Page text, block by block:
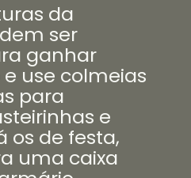
da
ser
ganhar
use colmeias
para
e
os de festa,
uma caixa